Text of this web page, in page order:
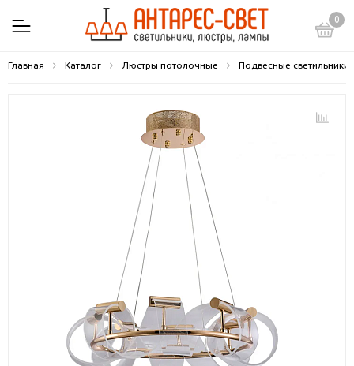
0
Главная Каталог Люстры потолочные Подвесные светильники